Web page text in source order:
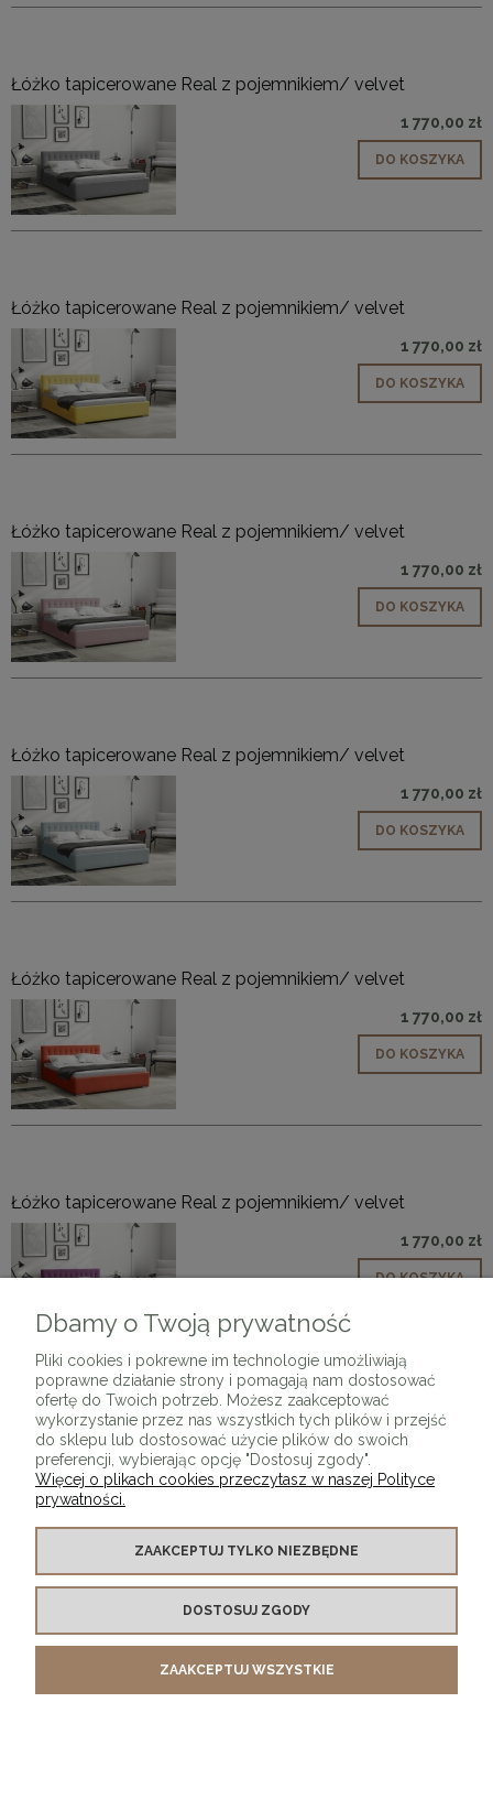
Łóżko tapicerowane Real z pojemnikiem/ velvet
1 770,00 zł
DO KOSZYKA
Łóżko tapicerowane Real z pojemnikiem/ velvet
1 770,00 zł
DO KOSZYKA
Łóżko tapicerowane Real z pojemnikiem/ velvet
1 770,00 zł
DO KOSZYKA
Łóżko tapicerowane Real z pojemnikiem/ velvet
1 770,00 zł
DO KOSZYKA
Łóżko tapicerowane Real z pojemnikiem/ velvet
1 770,00 zł
DO KOSZYKA
Łóżko tapicerowane Real z pojemnikiem/ velvet
1 770,00 zł
DO KOSZYKA
Łóżko tapicerowane MIMORI złote nóżki + kolory
Łóżko tapicerowane LAPEME bez zagłówka + kolory
Dbamy o Twoją prywatność
Pliki cookies i pokrewne im technologie umożliwiają
poprawne działanie strony i pomagają nam dostosować
ofertę do Twoich potrzeb. Możesz zaakceptować
wykorzystanie przez nas wszystkich tych plików i przejść
do sklepu lub dostosować użycie plików do swoich
preferencji, wybierając opcję "Dostosuj zgody".
Więcej o plikach cookies przeczytasz w naszej Polityce
prywatności.
ZAAKCEPTUJ TYLKO NIEZBĘDNE
DOSTOSUJ ZGODY
ZAAKCEPTUJ WSZYSTKIE